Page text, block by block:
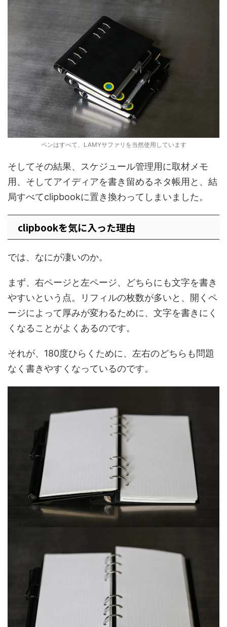
ペンはすべて、LAMYサファリを当然使用しています
そしてその結果、スケジュール管理用に取材メモ
用、そしてアイディアを書き留めるネタ帳用と、結
局すべてclipbookに置き換わってしまいました。
clipbookを気に入った理由
では、なにが凄いのか。
まず、右ページと左ページ、どちらにも文字を書き
やすいという点。リフィルの枚数が多いと、開くペ
ージによって厚みが変わるために、文字を書きにく
くなることがよくあるのです。
それが、180度ひらくために、左右のどちらも問題
なく書きやすくなっているのです。